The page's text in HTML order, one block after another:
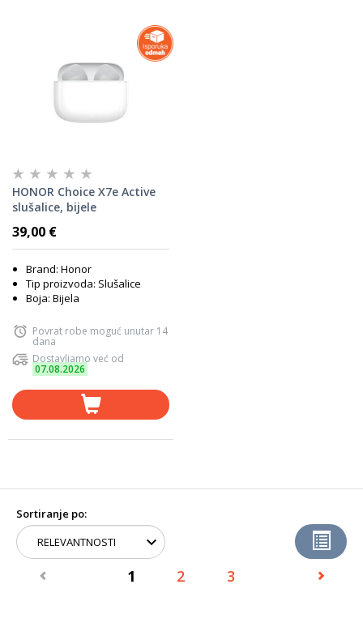
HONOR Choice X7e Active
slušalice, bijele
39,00 €
Brand: Honor
Tip proizvoda: Slušalice
Boja: Bijela
Povrat robe moguć unutar 14
dana
Dostavljamo već od
07.08.2026
Sortiranje po:
1 2 3